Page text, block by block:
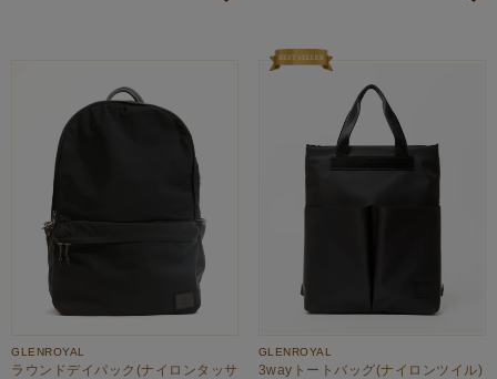
GLENROYAL
ラウンドデイパック(ナイロンタッサ
GLENROYAL
3wayトートバッグ(ナイロンツイル)